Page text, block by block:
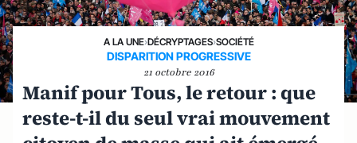
A LA UNE›DÉCRYPTAGES›SOCIÉTÉ
DISPARITION PROGRESSIVE
21 octobre 2016
Manif pour Tous, le retour : que
reste-t-il du seul vrai mouvement